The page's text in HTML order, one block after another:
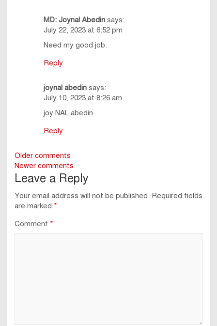
MD: Joynal Abedin says:
July 22, 2023 at 6:52 pm
Need my good job.
Reply
joynal abedin says:
July 10, 2023 at 8:26 am
joy NAL abedin
Reply
Comments
navigation
Older comments
Newer comments
Leave a Reply
Your email address will not be published. Required fields
are marked *
Comment *